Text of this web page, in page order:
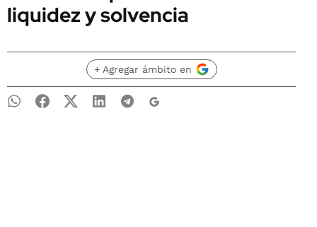
liquidez y solvencia
+ Agregar ámbito en